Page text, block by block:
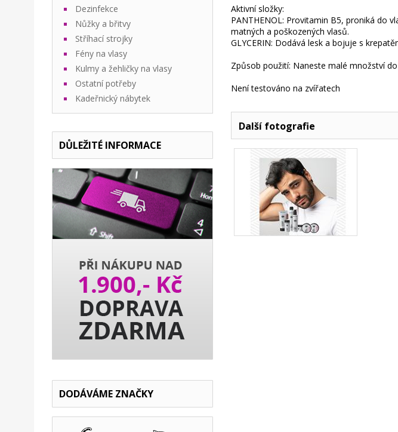
Dezinfekce
Nůžky a břitvy
Stříhací strojky
Fény na vlasy
Kulmy a žehličky na vlasy
Ostatní potřeby
Kadeřnický nábytek
DŮLEŽITÉ INFORMACE
DODÁVÁME ZNAČKY
Aktivní složky:
PANTHENOL: Provitamin B5, proniká do
matných a poškozených vlasů.
GLYCERIN: Dodává lesk a bojuje s
Způsob použití: Naneste malé množství
Není testováno na zvířatech
Další fotografie